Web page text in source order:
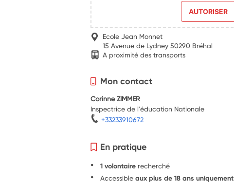
AUTORISER
Ecole Jean Monnet
15 Avenue de Lydney 50290 Bréhal
A proximité des transports
Mon contact
Corinne ZIMMER
Inspectrice de l'éducation Nationale
+33233910672
En pratique
1 volontaire recherché
Accessibleaux plus de 18 ans uniquement